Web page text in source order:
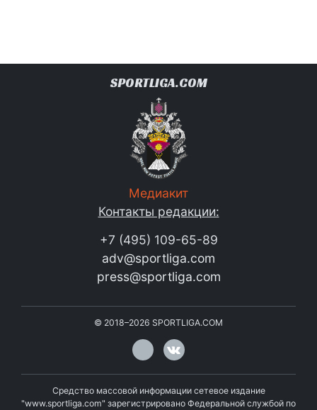
SPORTLIGA.COM
Медиакит
Контакты редакции:
+7 (495) 109-65-89
adv@sportliga.com
press@sportliga.com
© 2018–2026 SPORTLIGA.COM
Средство массовой информации сетевое издание
"www.sportliga.com" зарегистрировано Федеральной службой по